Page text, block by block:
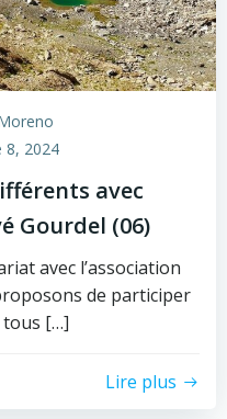
8, 2024
avec
Gourdel (06)
avec l’association
de participer
tous […]
Lire plus